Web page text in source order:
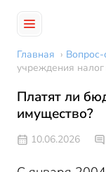
Главная › Вопрос-
учреждения
Платят ли
имущество?
10.06.2026